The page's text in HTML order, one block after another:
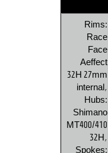
Rims:
Race
Face
Aeffect
32H 27mm
internal,
Hubs:
Shimano
MT400/410
32H,
Spokes: